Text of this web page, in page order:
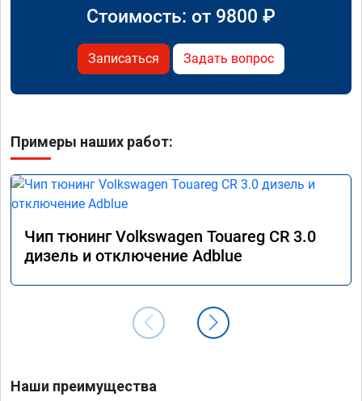
Стоимость: от 9800 ₽
Записаться Задать вопрос
Примеры наших работ:
Чип тюнинг Volkswagen Touareg CR 3.0
дизель и отключение Adblue
Наши преимущества